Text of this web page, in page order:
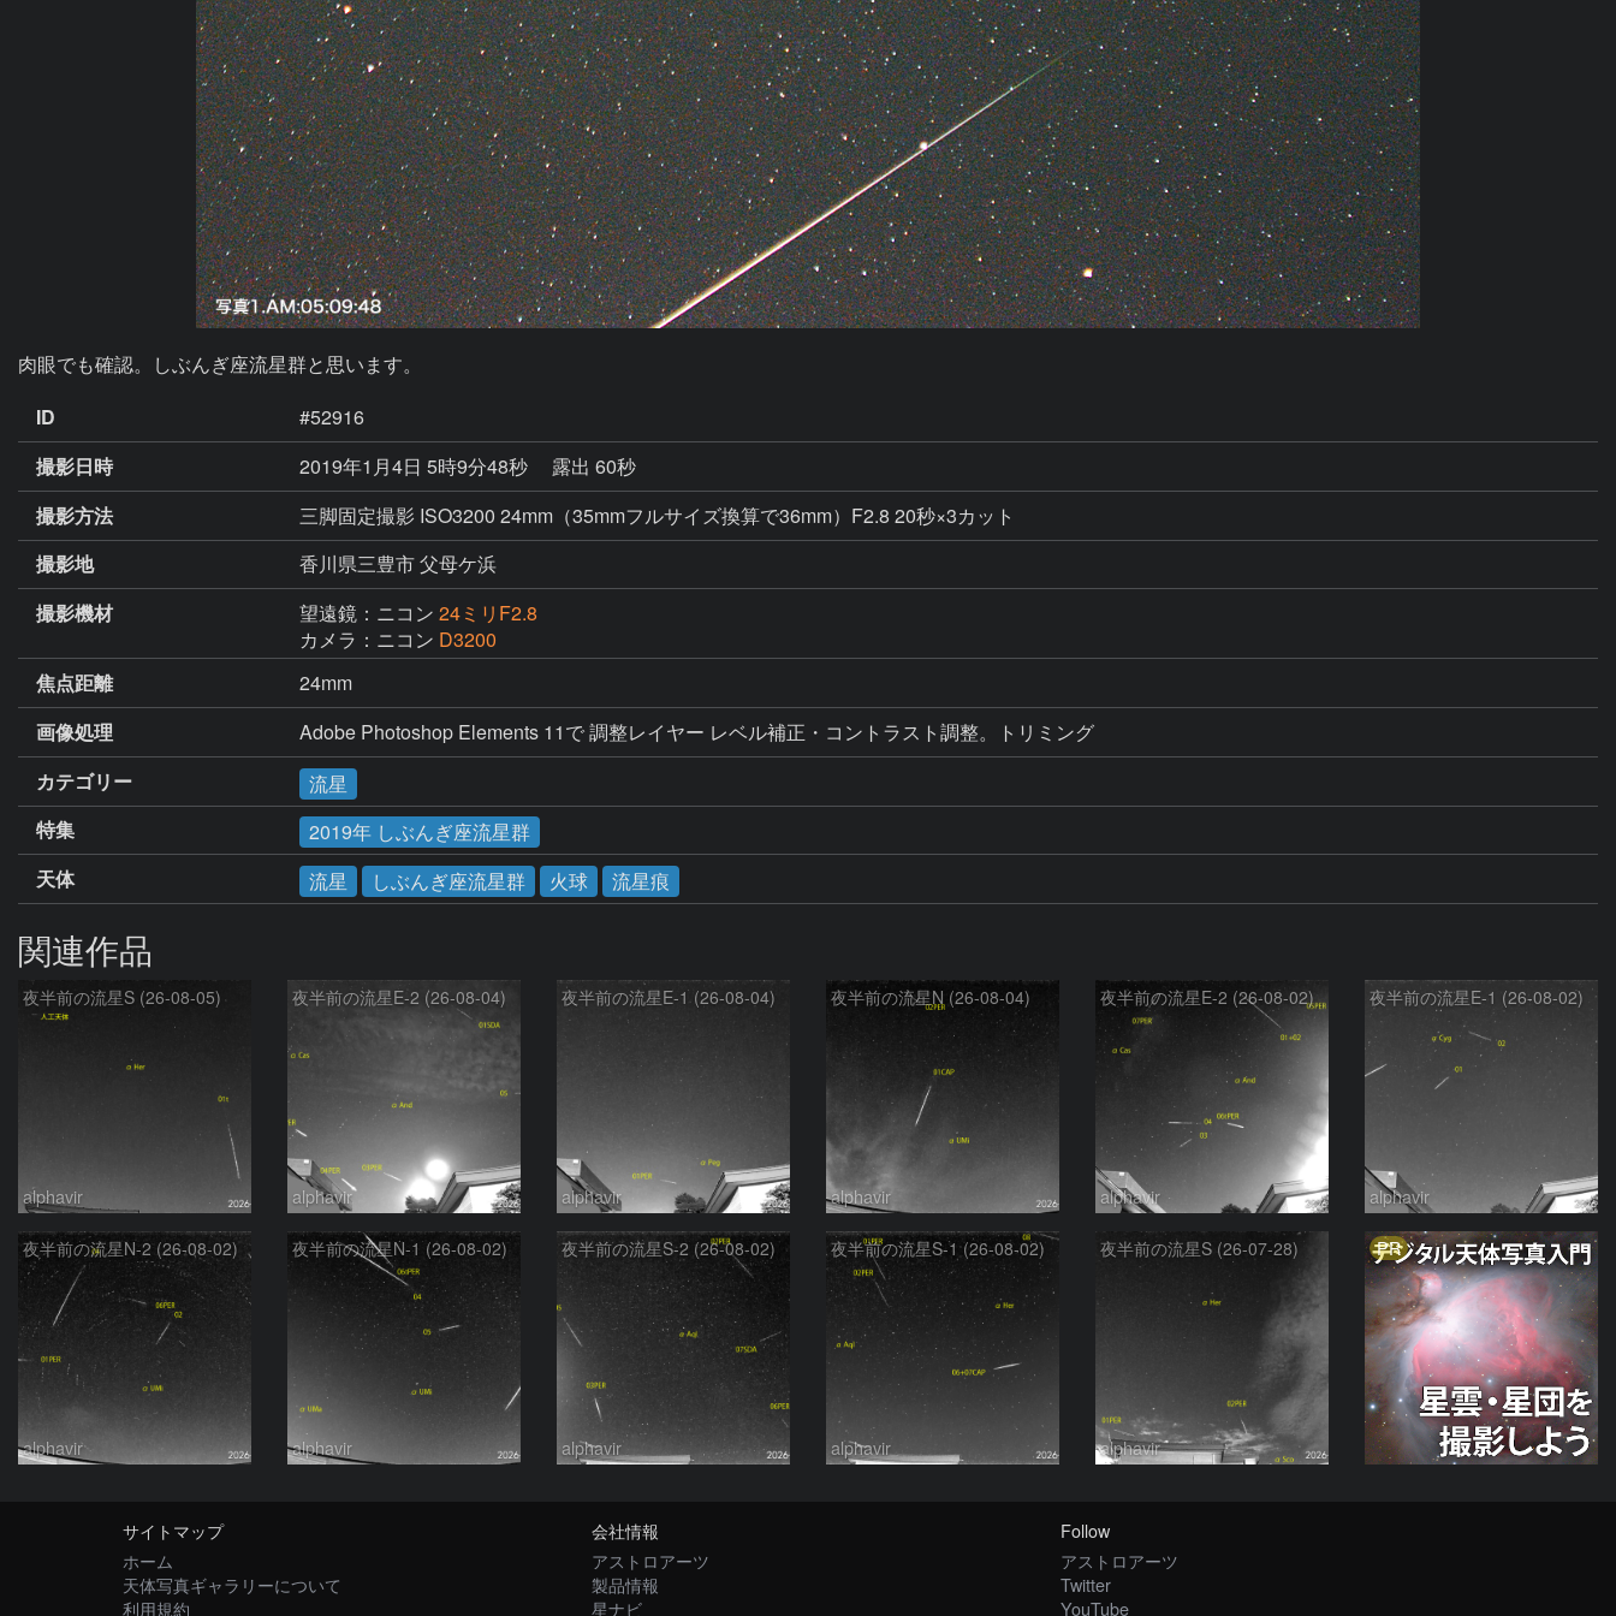
肉眼でも確認。しぶんぎ座流星群と思います。
ID
#52916
撮影日時
2019年1月4日 5時9分48秒
露出 60秒
撮影方法
三脚固定撮影 ISO3200 24mm（35mmフルサイズ換算で36mm）F2.8 20秒×3カット
撮影地
香川県三豊市 父母ケ浜
撮影機材
望遠鏡：ニコン 24ミリF2.8
カメラ：ニコン D3200
焦点距離
24mm
画像処理
Adobe Photoshop Elements 11で 調整レイヤー レベル補正・コントラスト調整。トリミング
カテゴリー
流星
特集
2019年 しぶんぎ座流星群
天体
流星 しぶんぎ座流星群 火球 流星痕
関連作品
夜半前の流星S (26-08-05)
alphavir
夜半前の流星E-2 (26-08-04)
alphavir
夜半前の流星E-1 (26-08-04)
alphavir
夜半前の流星N (26-08-04)
alphavir
夜半前の流星E-2 (26-08-02)
alphavir
夜半前の流星E-1 (26-08-02)
alphavir
夜半前の流星N-2 (26-08-02)
alphavir
夜半前の流星N-1 (26-08-02)
alphavir
夜半前の流星S-2 (26-08-02)
alphavir
夜半前の流星S-1 (26-08-02)
alphavir
夜半前の流星S (26-07-28)
alphavir
PR
サイトマップ
ホーム
天体写真ギャラリーについて
利用規約
会社情報
アストロアーツ
製品情報
星ナビ
Follow
アストロアーツ
Twitter
YouTube